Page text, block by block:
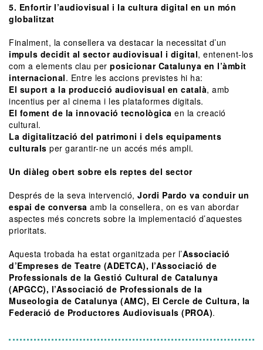
5. Enfortir l’audiovisual i la cultura digital en un món
globalitzat
Finalment, la consellera va destacar la necessitat d’un
impuls decidit al sector audiovisual i digital, entenent-los
com a elements clau per posicionar Catalunya en l’àmbit
internacional. Entre les accions previstes hi ha:
El suport a la producció audiovisual en català, amb
incentius per al cinema i les plataformes digitals.
El foment de la innovació tecnològica en la creació
cultural.
La digitalització del patrimoni i dels equipaments
culturals per garantir-ne un accés més ampli.
Un diàleg obert sobre els reptes del sector
Després de la seva intervenció, Jordi Pardo va conduir un
espai de conversa amb la consellera, on es van abordar
aspectes més concrets sobre la implementació d’aquestes
prioritats.
Aquesta trobada ha estat organitzada per l’Associació
d’Empreses de Teatre (ADETCA), l’Associació de
Professionals de la Gestió Cultural de Catalunya
(APGCC), l’Associació de Professionals de la
Museologia de Catalunya (AMC), El Cercle de Cultura, la
Federació de Productores Audiovisuals (PROA).